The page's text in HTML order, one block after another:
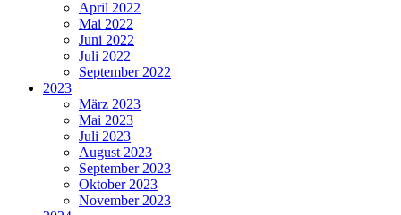
April 2022
Mai 2022
Juni 2022
Juli 2022
September 2022
2023
März 2023
Mai 2023
Juli 2023
August 2023
September 2023
Oktober 2023
November 2023